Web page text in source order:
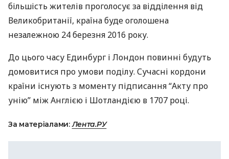
більшість жителів проголосує за відділення від
Великобританії, країна буде оголошена
незалежною 24 березня 2016 року.
До цього часу Единбург і Лондон повинні будуть
домовитися про умови поділу. Сучасні кордони
країни існують з моменту підписання “Акту про
унію” між Англією і Шотландією в 1707 році.
За матеріалами:Лента.РУ